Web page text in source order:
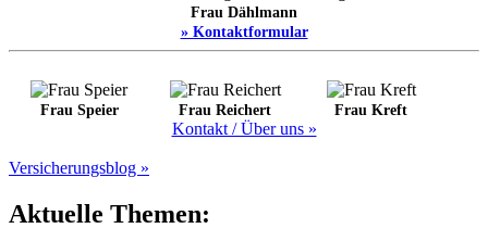
Frau Dählmann
» Kontaktformular
Frau Speier Frau Reichert Frau Kreft
Kontakt / Über uns »
Versicherungsblog »
Aktuelle Themen: